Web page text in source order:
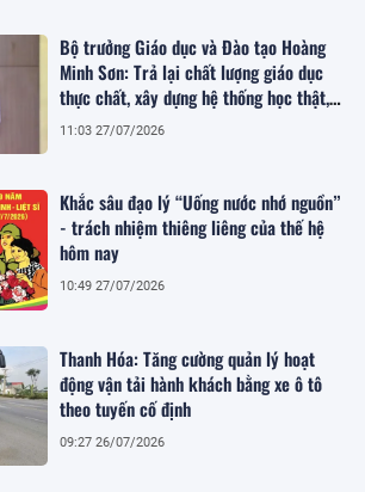
Bộ trưởng Giáo dục và Đào tạo Hoàng
Minh Sơn: Trả lại chất lượng giáo dục
thực chất, xây dựng hệ thống học thật,
thi thật
11:03 27/07/2026
Khắc sâu đạo lý “Uống nước nhớ nguồn”
- trách nhiệm thiêng liêng của thế hệ
hôm nay
10:49 27/07/2026
Thanh Hóa: Tăng cường quản lý hoạt
động vận tải hành khách bằng xe ô tô
theo tuyến cố định
09:27 26/07/2026